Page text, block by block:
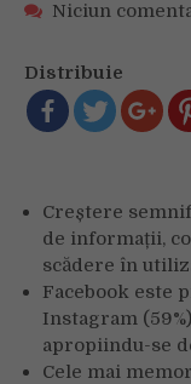
Niciun
Distribuie
Creștere
de informații,
scădere în
Facebook este
Instagram
apropiindu-se
Cele mai